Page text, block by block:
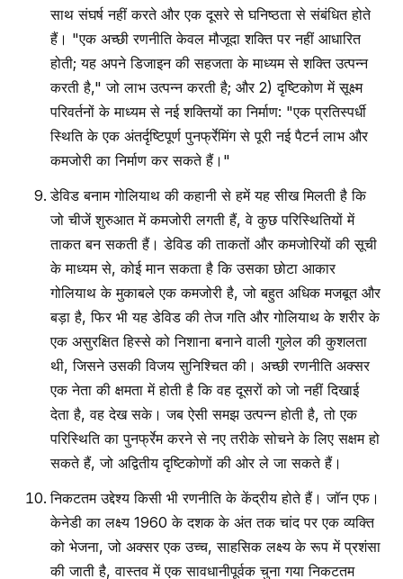
साथ संघर्ष नहीं करते और एक दूसरे से घनिष्ठता से संबंधित होते
हैं। "एक अच्छी रणनीति केवल मौजूदा शक्ति पर नहीं आधारित
होती; यह अपने डिजाइन की सहजता के माध्यम से शक्ति उत्पन्न
करती है," जो लाभ उत्पन्न करती है; और 2) दृष्टिकोण में सूक्ष्म
परिवर्तनों के माध्यम से नई शक्तियों का निर्माण: "एक प्रतिस्पर्धी
स्थिति के एक अंतर्दृष्टिपूर्ण पुनर्फ्रेमिंग से पूरी नई पैटर्न लाभ और
कमजोरी का निर्माण कर सकते हैं।"
डेविड बनाम गोलियाथ की कहानी से हमें यह सीख मिलती है कि
जो चीजें शुरुआत में कमजोरी लगती हैं, वे कुछ परिस्थितियों में
ताकत बन सकती हैं। डेविड की ताकतों और कमजोरियों की सूची
के माध्यम से, कोई मान सकता है कि उसका छोटा आकार
गोलियाथ के मुकाबले एक कमजोरी है, जो बहुत अधिक मजबूत और
बड़ा है, फिर भी यह डेविड की तेज गति और गोलियाथ के शरीर के
एक असुरक्षित हिस्से को निशाना बनाने वाली गुलेल की कुशलता
थी, जिसने उसकी विजय सुनिश्चित की। अच्छी रणनीति अक्सर
एक नेता की क्षमता में होती है कि वह दूसरों को जो नहीं दिखाई
देता है, वह देख सके। जब ऐसी समझ उत्पन्न होती है, तो एक
परिस्थिति का पुनर्फ्रेम करने से नए तरीके सोचने के लिए सक्षम हो
सकते हैं, जो अद्वितीय दृष्टिकोणों की ओर ले जा सकते हैं।
निकटतम उद्देश्य किसी भी रणनीति के केंद्रीय होते हैं। जॉन एफ।
केनेडी का लक्ष्य 1960 के दशक के अंत तक चांद पर एक व्यक्ति
को भेजना, जो अक्सर एक उच्च, साहसिक लक्ष्य के रूप में प्रशंसा
की जाती है, वास्तव में एक सावधानीपूर्वक चुना गया निकटतम